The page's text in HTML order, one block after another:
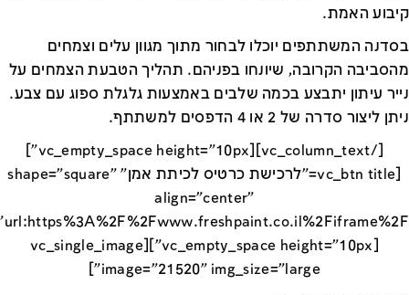
קיבוע האמת.
בסדנה המשתתפים יוכלו לבחור מתוך מגוון עלים וצמחים
מהסביבה הקרובה, שיונחו בפניהם. תהליך הטבעת הצמחים על
נייר עיתון יתבצע בכמה שלבים באמצעות גלגלת ספוג עם צבע.
ניתן ליצור סדרה של 2 או 4 הדפסים למשתתף.
[/vc_column_text][vc_empty_space height="10px"]
[vc_btn title="לרכישת כרטיס לכיתת אמן" shape="square"
align="center"
[vc_empty_space height="10px"][vc_single_image
image="21520" img_size="large"]